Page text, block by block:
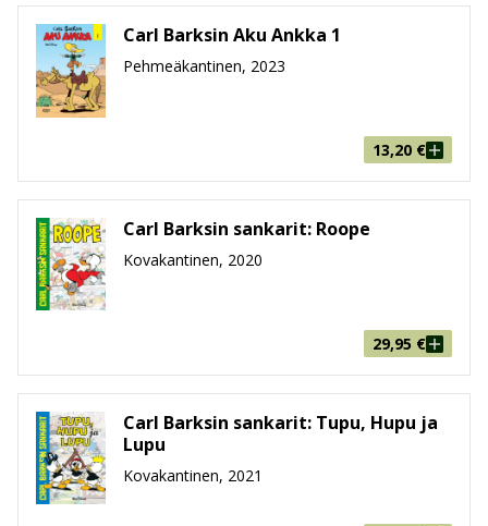
Carl Barksin Aku Ankka 1
Pehmeäkantinen, 2023
13,20 €
Carl Barksin sankarit: Roope
Kovakantinen, 2020
29,95 €
Carl Barksin sankarit: Tupu, Hupu ja
Lupu
Kovakantinen, 2021